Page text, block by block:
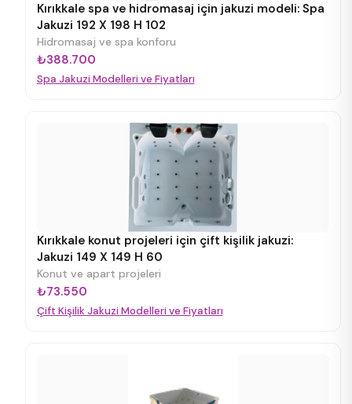
Kırıkkale spa ve hidromasaj için jakuzi modeli: Spa
Jakuzi 192 X 198 H 102
Hidromasaj ve spa konforu
₺388.700
Spa Jakuzi Modelleri ve Fiyatları
Kırıkkale konut projeleri için çift kişilik jakuzi:
Jakuzi 149 X 149 H 60
Konut ve apart projeleri
₺73.550
Çift Kişilik Jakuzi Modelleri ve Fiyatları